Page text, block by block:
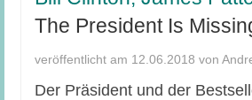
The President Is
veröffentlicht am 12.06.2018 von
Der Präsident und der